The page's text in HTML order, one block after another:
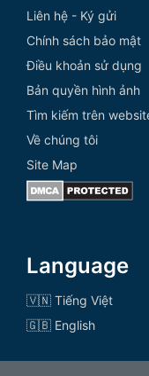
Liên hệ - Ký gửi
Chính sách bảo mật
Điều khoản sử dụng
Bản quyền hình ảnh
Tìm kiếm trên
Về chúng tôi
Site Map
Language
🇻🇳 Tiếng Việt
🇬🇧 English